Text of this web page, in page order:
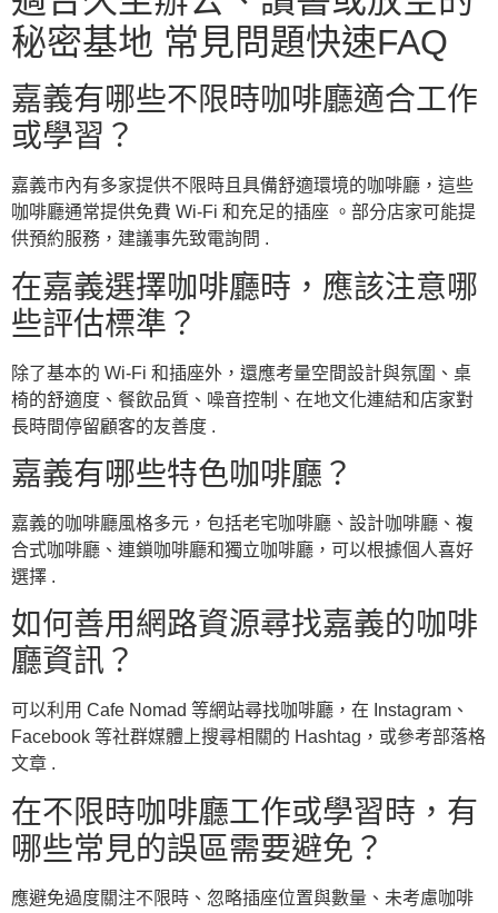
秘密基地 常見問題快速FAQ
嘉義有哪些不限時咖啡廳適合工作
或學習？
嘉義市內有多家提供不限時且具備舒適環境的咖啡廳，這些
咖啡廳通常提供免費 Wi-Fi 和充足的插座 。部分店家可能提
供預約服務，建議事先致電詢問 .
在嘉義選擇咖啡廳時，應該注意哪
些評估標準？
除了基本的 Wi-Fi 和插座外，還應考量空間設計與氛圍、桌
椅的舒適度、餐飲品質、噪音控制、在地文化連結和店家對
長時間停留顧客的友善度 .
嘉義有哪些特色咖啡廳？
嘉義的咖啡廳風格多元，包括老宅咖啡廳、設計咖啡廳、複
合式咖啡廳、連鎖咖啡廳和獨立咖啡廳，可以根據個人喜好
選擇 .
如何善用網路資源尋找嘉義的咖啡
廳資訊？
可以利用 Cafe Nomad 等網站尋找咖啡廳，在 Instagram、
Facebook 等社群媒體上搜尋相關的 Hashtag，或參考部落格
文章 .
在不限時咖啡廳工作或學習時，有
哪些常見的誤區需要避免？
應避免過度關注不限時、忽略插座位置與數量、未考慮咖啡